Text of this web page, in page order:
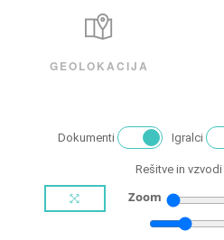
GEOLOKACIJA
Dokumenti Igralci
Rešitve in vzvodi
Zoom